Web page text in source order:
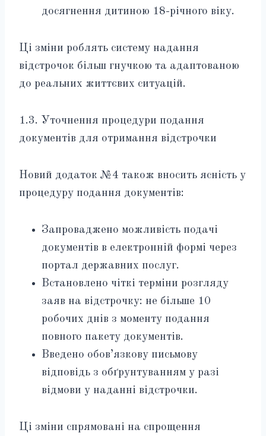
досягнення дитиною 18-річного віку.
Ці зміни роблять систему надання
відстрочок більш гнучкою та адаптованою
до реальних життєвих ситуацій.
1.3. Уточнення процедури подання
документів для отримання відстрочки
Новий додаток №4 також вносить ясність у
процедуру подання документів:
Запроваджено можливість подачі
документів в електронній формі через
портал державних послуг.
Встановлено чіткі терміни розгляду
заяв на відстрочку: не більше 10
робочих днів з моменту подання
повного пакету документів.
Введено обов’язкову письмову
відповідь з обґрунтуванням у разі
відмови у наданні відстрочки.
Ці зміни спрямовані на спрощення